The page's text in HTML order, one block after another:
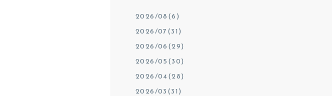
2026/08(6)
2026/07(31)
2026/06(29)
2026/05(30)
2026/04(28)
2026/03(31)